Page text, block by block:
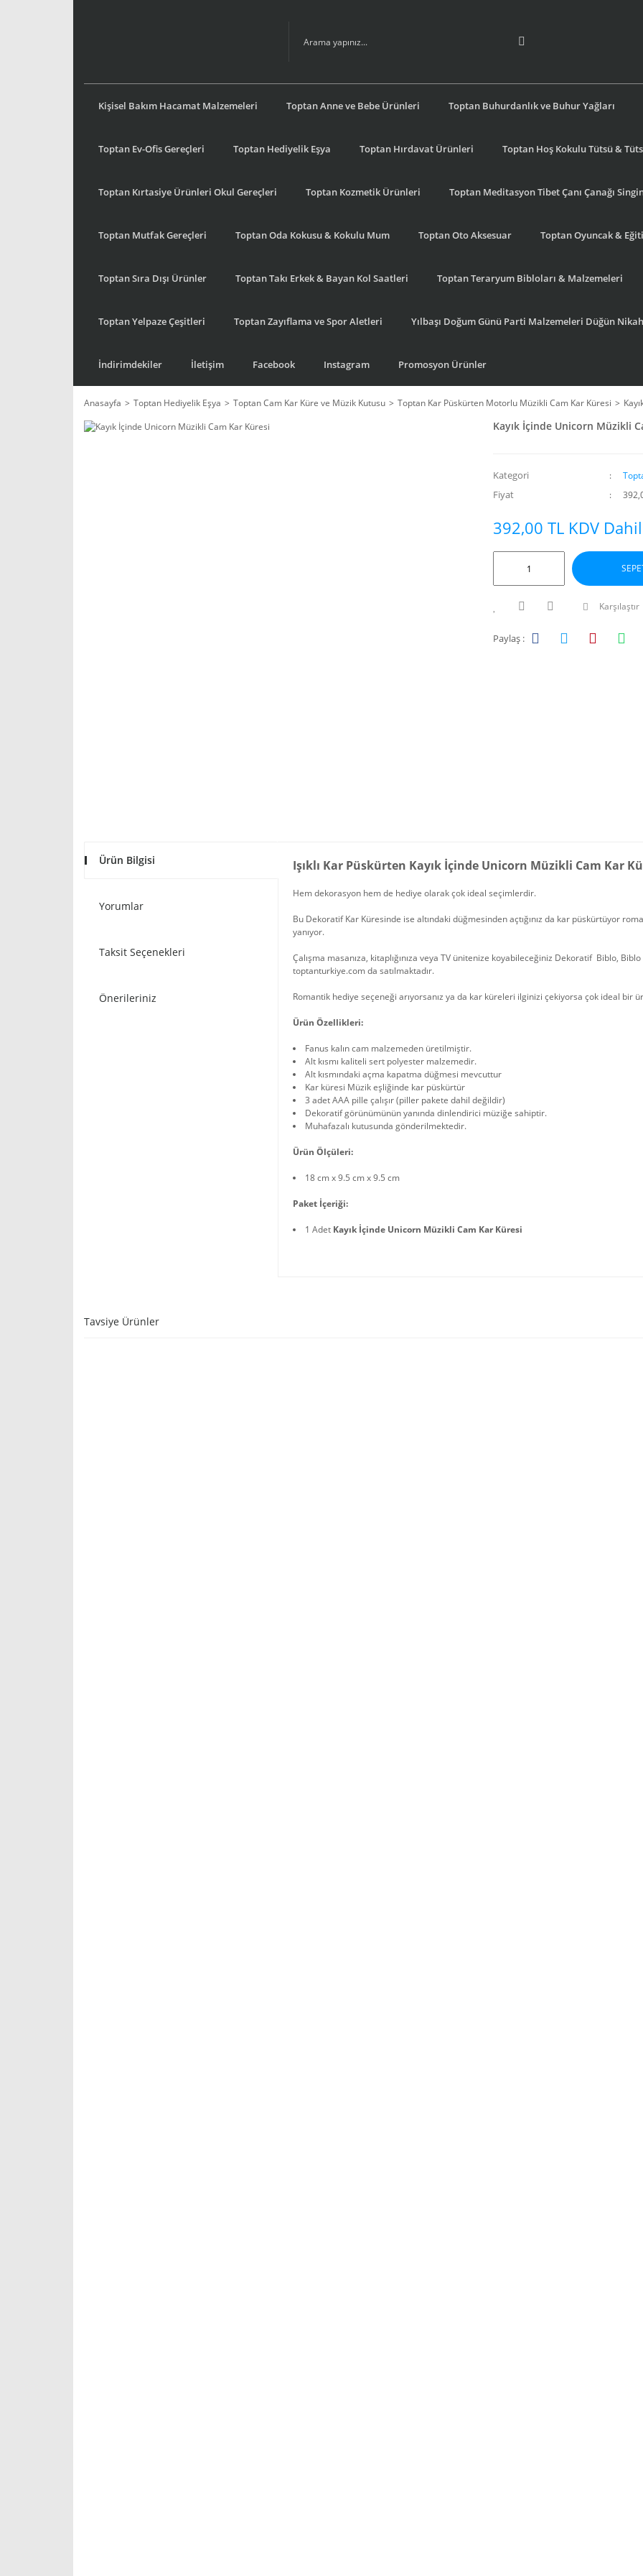
Kişisel Bakım Hacamat Malzemeleri Toptan Anne ve Bebe Ürünleri Toptan Buhurdanlık ve Buhur Yağları
Toptan Ev-Ofis Gereçleri Toptan Hediyelik Eşya Toptan Hırdavat Ürünleri Toptan Hoş Kokulu Tütsü &
Toptan Kırtasiye Ürünleri Okul Gereçleri Toptan Kozmetik Ürünleri Toptan Meditasyon Tibet Çanı Çanağı
Toptan Mutfak Gereçleri Toptan Oda Kokusu & Kokulu Mum Toptan Oto Aksesuar Toptan Oyuncak &
Toptan Sıra Dışı Ürünler Toptan Takı Erkek & Bayan Kol Saatleri Toptan Teraryum Bibloları & Malzemeleri
Toptan Yelpaze Çeşitleri Toptan Zayıflama ve Spor Aletleri Yılbaşı Doğum Günü Parti Malzemeleri Düğün
İndirimdekiler İletişim Facebook Instagram Promosyon Ürünler
Anasayfa Toptan Hediyelik Eşya Toptan Cam Kar Küre ve Müzik Kutusu Toptan Kar Püskürten Motorlu Müzikli Cam Kar Küresi
Kayık İçinde Unicorn Müzikli
Kategori
Fiyat
392,00 TL KDV Dahil
Karşılaştır
Paylaş :
Ürün Bilgisi
Yorumlar
Taksit Seçenekleri
Önerileriniz
Işıklı Kar Püskürten Kayık İçinde Unicorn Müzikli Cam Kar
Hem dekorasyon hem de hediye olarak çok ideal seçimlerdir.
Bu Dekoratif Kar Küresinde ise altındaki düğmesinden açtığınız da kar püskürtüyor
yanıyor.
Çalışma masanıza, kitaplığınıza veya TV ünitenize koyabileceğiniz Dekoratif Biblo,
toptanturkiye.com da satılmaktadır.
Romantik hediye seçeneği arıyorsanız ya da kar küreleri ilginizi çekiyorsa çok ideal bir
Ürün Özellikleri:
Fanus kalın cam malzemeden üretilmiştir.
Alt kısmı kaliteli sert polyester malzemedir.
Alt kısmındaki açma kapatma düğmesi mevcuttur
Kar küresi Müzik eşliğinde kar püskürtür
3 adet AAA pille çalışır (piller pakete dahil değildir)
Dekoratif görünümünün yanında dinlendirici müziğe sahiptir.
Muhafazalı kutusunda gönderilmektedir.
Ürün Ölçüleri:
18 cm x 9.5 cm x 9.5 cm
Paket İçeriği:
1 Adet Kayık İçinde Unicorn Müzikli Cam Kar Küresi
Tavsiye Ürünler